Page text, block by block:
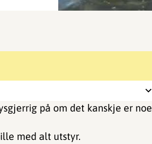
på om det kanskje er noe
med alt utstyr.